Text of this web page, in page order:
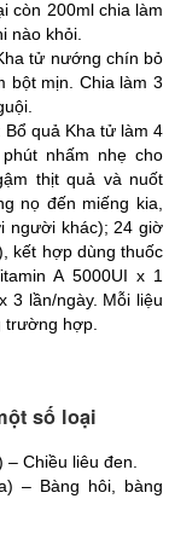
còn 200ml chia làm
nào khỏi.
tử nướng chín bỏ
bột mịn. Chia làm 3
quả Kha tử làm 4
nhấm nhẹ cho
thịt quả và nuốt
nọ đến miếng kia,
người khác); 24 giờ
kết hợp dùng thuốc
A 5000UI x 1
3 lần/ngày. Mỗi liệu
trường hợp.
số loại
Chiều liêu đen.
– Bàng hôi, bàng